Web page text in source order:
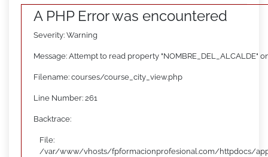
A PHP Error was encountered
Severity: Warning
Message: Attempt to read property "NOMBRE_DEL_ALCALDE"
Filename: courses/course_city_view.php
Line Number: 261
Backtrace:
File:
/var/www/vhosts/fpformacionprofesional.com/httpdocs/